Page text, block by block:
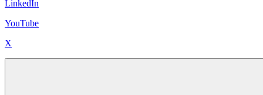
LinkedIn
YouTube
X